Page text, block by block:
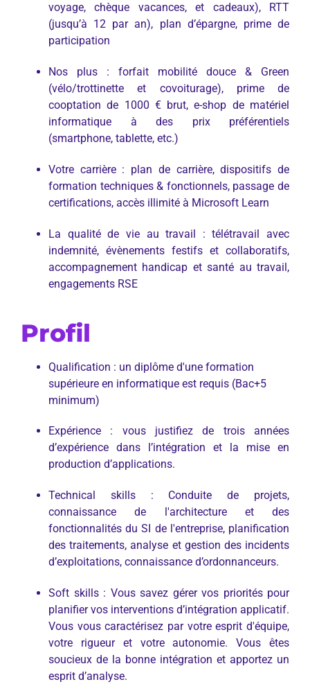
voyage, chèque vacances, et cadeaux), RTT
(jusqu’à 12 par an), plan d’épargne, prime de
participation
Nos plus : forfait mobilité douce & Green
(vélo/trottinette et covoiturage), prime de
cooptation de 1000 € brut, e-shop de matériel
informatique à des prix préférentiels
(smartphone, tablette, etc.)
Votre carrière : plan de carrière, dispositifs de
formation techniques & fonctionnels, passage de
certifications, accès illimité à Microsoft Learn
La qualité de vie au travail : télétravail avec
indemnité, évènements festifs et collaboratifs,
accompagnement handicap et santé au travail,
engagements RSE
Profil
Qualification : un diplôme d'une formation
supérieure en informatique est requis (Bac+5
minimum)
Expérience : vous justifiez de trois années
d’expérience dans l’intégration et la mise en
production d’applications.
Technical skills : Conduite de projets,
connaissance de l'architecture et des
fonctionnalités du SI de l'entreprise, planification
des traitements, analyse et gestion des incidents
d’exploitations, connaissance d’ordonnanceurs.
Soft skills : Vous savez gérer vos priorités pour
planifier vos interventions d’intégration applicatif.
Vous vous caractérisez par votre esprit d'équipe,
votre rigueur et votre autonomie. Vous êtes
soucieux de la bonne intégration et apportez un
esprit d’analyse.